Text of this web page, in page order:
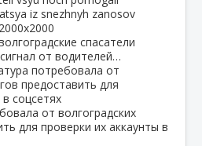
спасатели
от водителей…
потребовала от
предоставить для
соцсетях